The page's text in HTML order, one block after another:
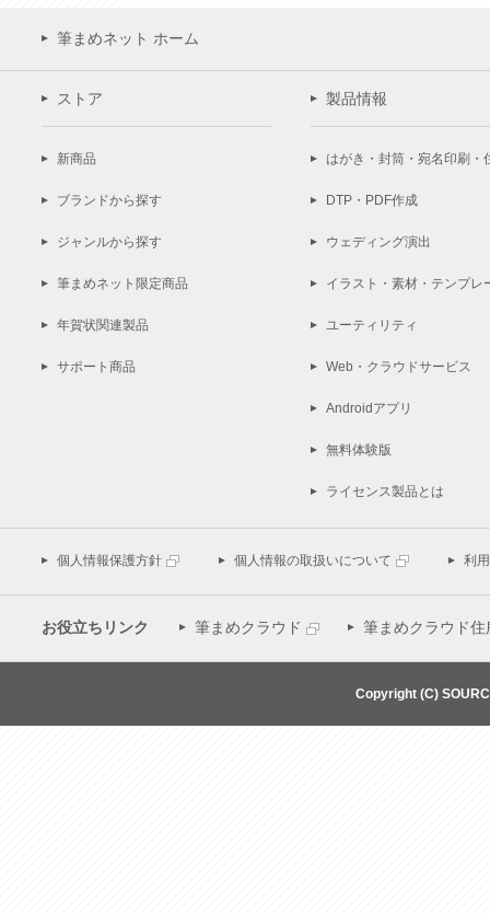
筆まめネット ホーム
ストア
新商品
ブランドから探す
ジャンルから探す
筆まめネット限定商品
年賀状関連製品
サポート商品
製品情報
はがき・封筒・宛名印刷・
DTP・PDF作成
ウェディング演出
イラスト・素材・テンプレ
ユーティリティ
Web・クラウドサービス
Androidアプリ
無料体験版
ライセンス製品とは
個人情報保護方針 個人情報の取扱いについて 利
お役立ちリンク 筆まめクラウド 筆まめクラウド住
Copyright (C)